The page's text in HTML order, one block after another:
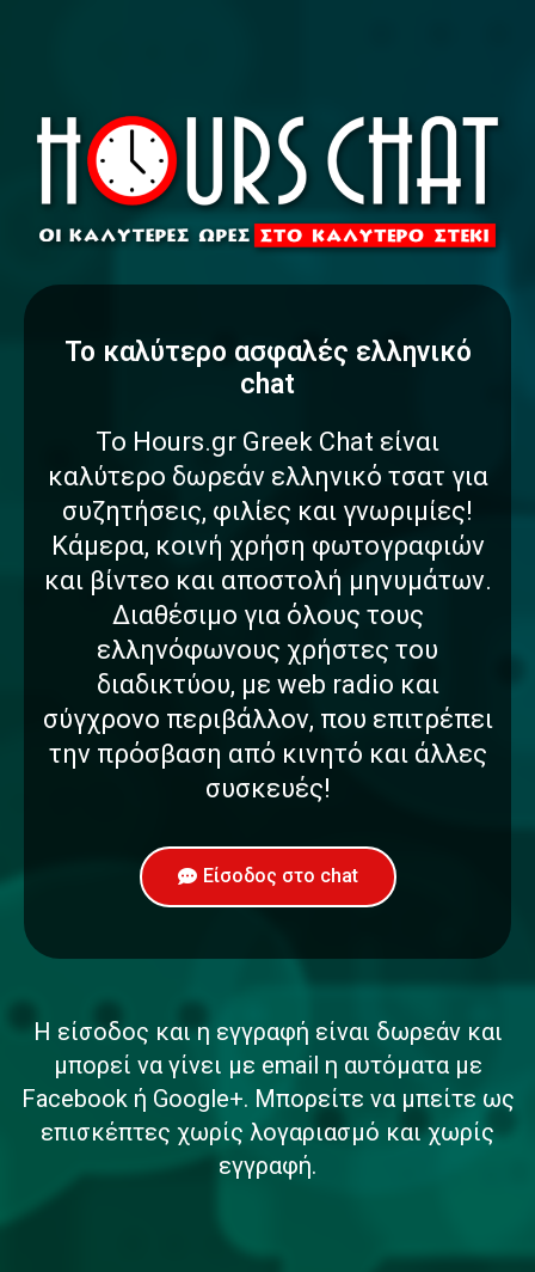
To καλύτερο ασφαλές ελληνικό
chat
Το Hours.gr Greek Chat είναι
καλύτερο δωρεάν ελληνικό τσατ για
συζητήσεις, φιλίες και γνωριμίες!
Κάμερα, κοινή χρήση φωτογραφιών
και βίντεο και αποστολή μηνυμάτων.
Διαθέσιμο για όλους τους
ελληνόφωνους χρήστες του
διαδικτύου, με web radio και
σύγχρονο περιβάλλον, που επιτρέπει
την πρόσβαση από κινητό και άλλες
συσκευές!
Είσοδος στο chat
Η είσοδος και η εγγραφή είναι δωρεάν και
μπορεί να γίνει με email η αυτόματα με
Facebook ή Google+. Μπορείτε να μπείτε ως
επισκέπτες χωρίς λογαριασμό και χωρίς
εγγραφή.